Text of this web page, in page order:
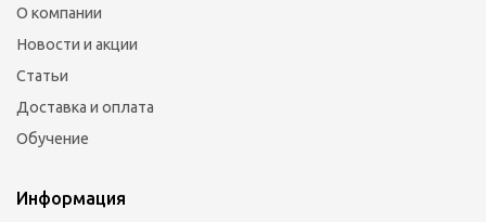
О компании
Новости и акции
Статьи
Доставка и оплата
Обучение
Информация